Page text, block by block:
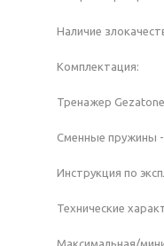
Наличие
Комплектация:
Тренажер
Сменные пружины
Инструкция по
Технические
Максимальная/